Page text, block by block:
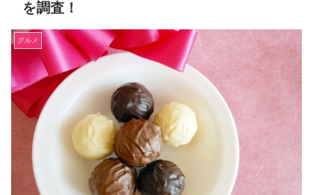
を調査！
グルメ